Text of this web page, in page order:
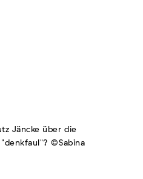
Jäncke über die
©Sabina